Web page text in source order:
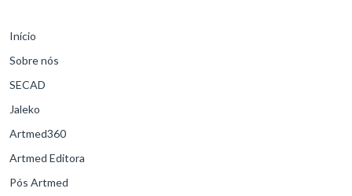
Início
Sobre nós
SECAD
Jaleko
Artmed360
Artmed Editora
Pós Artmed